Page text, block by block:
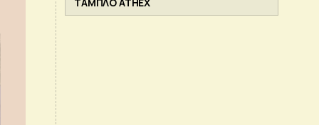
ΤΑΜΠΛΟ ATHEX